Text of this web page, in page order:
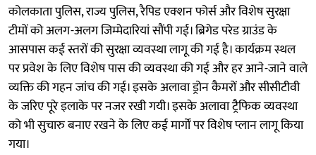
कोलकाता पुलिस, राज्य पुलिस, रैपिड एक्शन फोर्स और विशेष सुरक्षा
टीमों को अलग-अलग जिम्मेदारियां सौंपी गई। ब्रिगेड परेड ग्राउंड के
आसपास कई स्तरों की सुरक्षा व्यवस्था लागू की गई है। कार्यक्रम स्थल
पर प्रवेश के लिए विशेष पास की व्यवस्था की गई और हर आने-जाने वाले
व्यक्ति की गहन जांच की गई। इसके अलावा ड्रोन कैमरों और सीसीटीवी
के जरिए पूरे इलाके पर नजर रखी गयी। इसके अलावा ट्रैफिक व्यवस्था
को भी सुचारु बनाए रखने के लिए कई मार्गों पर विशेष प्लान लागू किया
गया।